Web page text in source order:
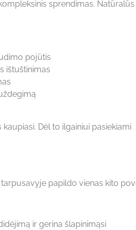
sprendimas. Natūralūs
pojūtis
ištuštinimas
Dėl to ilgainiui pasiekiami
papildo vienas kito
ir gerina šlapinimąsi